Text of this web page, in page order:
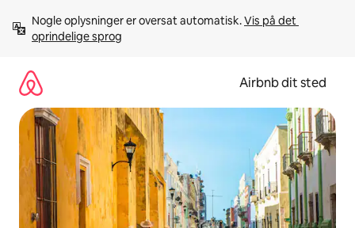
videre
Nogle oplysninger er oversat automatisk. Vis på det
oprindelige sprog
Airbnb dit sted